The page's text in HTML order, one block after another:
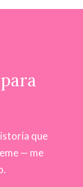
que
— me